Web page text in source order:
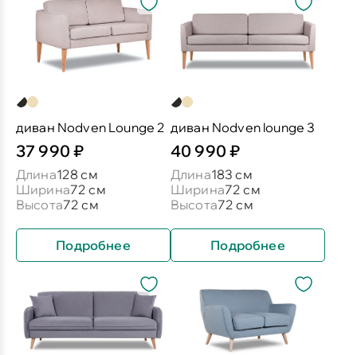
диван Nodven Lounge 2
37 990 ₽
Длина128 см
Ширина72 см
Высота72 см
Подробнее
диван Nodven lounge 3
40 990 ₽
Длина183 см
Ширина72 см
Высота72 см
Подробнее